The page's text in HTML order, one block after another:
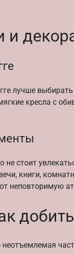
и
лучше
кресла с
не стоит
книги,
неповторимую